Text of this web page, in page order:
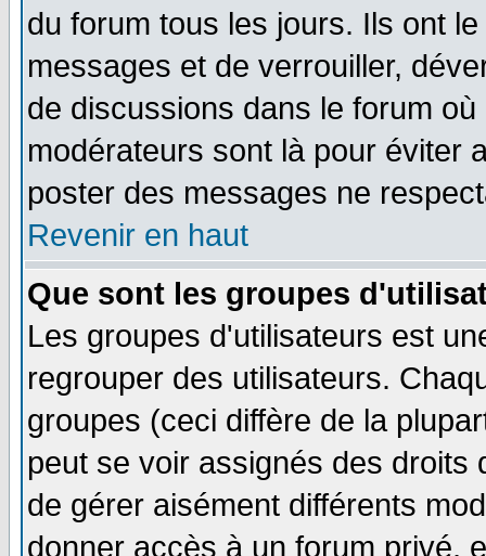
du forum tous les jours. Ils ont
messages et de verrouiller,
de discussions dans le forum
modérateurs sont là pour éviter
poster des messages ne
Revenir en haut
Que sont les groupes
Les groupes d'utilisateurs est
regrouper des utilisateurs.
groupes (ceci diffère de la
peut se voir assignés des
de gérer aisément différents
donner accès à un forum privé,